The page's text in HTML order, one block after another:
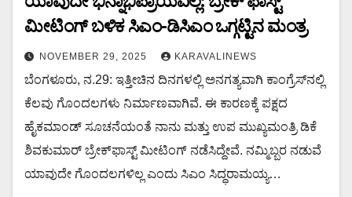
ಮೀಟಿಂಗ್ ಬಳಿಕ ಸಿಎಂ-ಡಿಸಿಎಂ ಒಗ್ಗಟ್ಟಿನ ಮಂತ್ರ
NOVEMBER 29, 2025 KARAVALINEWS
ಬೆಂಗಳೂರು, ನ.29: ಇತ್ತೀಚಿನ ದಿನಗಳಲ್ಲಿ ಅನಗತ್ಯವಾಗಿ ಕಾಂಗ್ರೆಸ್​​ನಲ್ಲಿ
ಕೆಲವು ಗೊಂದಲಗಳು ನಿರ್ಮಾಣವಾಗಿವೆ. ಈ ಕಾರಣಕ್ಕೆ ಪಕ್ಷದ
ಹೈಕಮಾಂಡ್ ಸೂಚನೆಯಂತೆ ನಾನು ಮತ್ತು ಉಪ ಮುಖ್ಯಮಂತ್ರಿ ಡಿಕೆ
ಶಿವಕುಮಾರ್ ಬ್ರೇಕ್​ಫಾಸ್ಟ್ ಮೀಟಿಂಗ್ ನಡೆಸಿದ್ದೇವೆ. ನಮ್ಮಿಬ್ಬರ ನಡುವೆ
ಯಾವುದೇ ಗೊಂದಲಗಳಿಲ್ಲ ಎಂದು ಸಿಎಂ ಸಿದ್ಧರಾಮಯ್ಯ…